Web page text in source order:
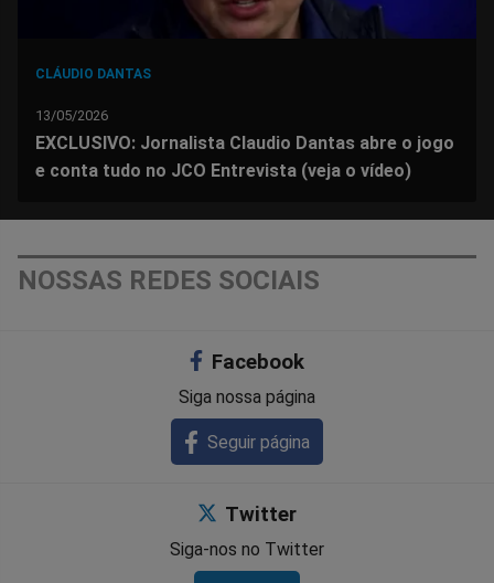
CLÁUDIO DANTAS
13/05/2026
EXCLUSIVO: Jornalista Claudio Dantas abre o jogo
e conta tudo no JCO Entrevista (veja o vídeo)
NOSSAS REDES SOCIAIS
Facebook
Siga nossa página
Seguir página
Twitter
Siga-nos no Twitter